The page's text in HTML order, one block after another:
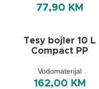
77,90 KM
Tesy bojler 10 L
Compact PP
Vodomaterijal
162,00 KM